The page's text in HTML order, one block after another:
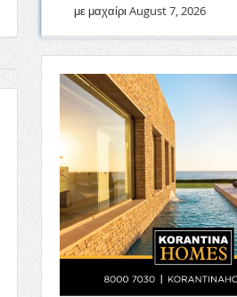
με μαχαίριAugust 7, 2026